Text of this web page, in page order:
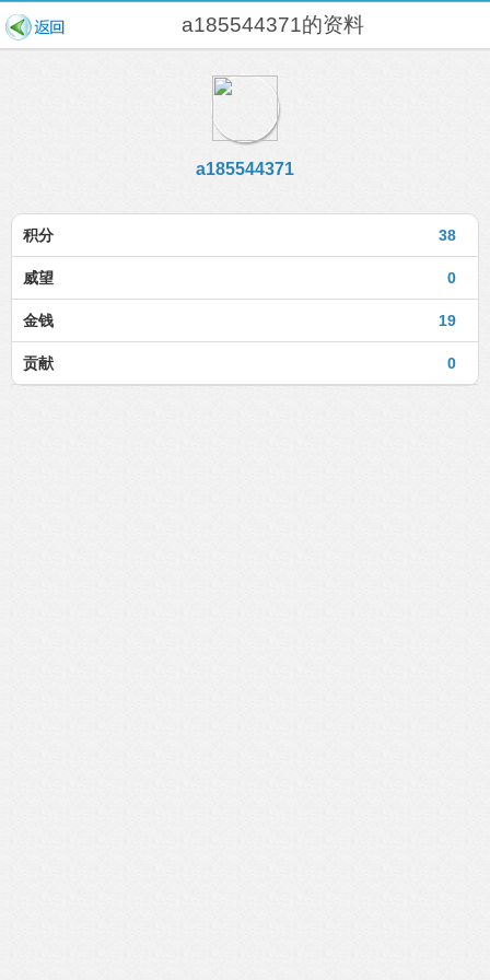
a185544371的资料
a185544371
38
积分
0
威望
19
金钱
0
贡献